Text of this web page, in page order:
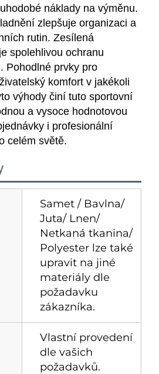
náklady na výměnu.
zlepšuje organizaci a
rutin. Zesílená
spolehlivou ochranu
Pohodlné prvky pro
komfort v jakékoli
výhody činí tuto sportovní
a vysoce hodnotovou
i profesionální
celém světě.
Samet / Bavlna/
Juta/ Lnen/
Netkaná tkanina/
Polyester lze také
upravit na jiné
materiály dle
požadavku
zákazníka.
Vlastní provedení
dle vašich
požadavků.